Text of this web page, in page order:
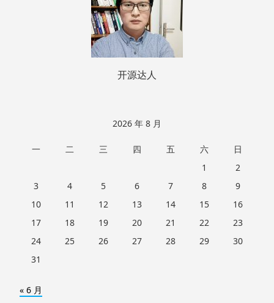
开源达人
2026 年 8 月
一 二 三 四 五 六
日
1
2
3
4 5 6 7 8
9
10
11 12 13 14 15
16
17
18 19 20 21 22
23
24
25 26 27 28 29
30
31
« 6 月